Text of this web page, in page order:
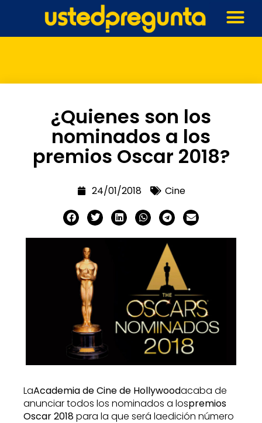
¿Quienes son los
nominados a los
premios Oscar 2018?
24/01/2018 Cine
LaAcademia de Cine de Hollywoodacaba de
anunciar todos los nominados a lospremios
Oscar 2018para la que será laedición número